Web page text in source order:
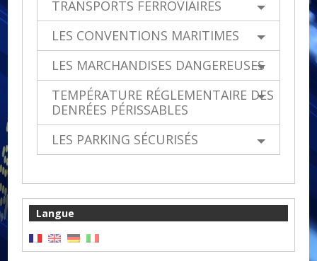
TRANSPORTS FERROVIAIRES
LES CONVENTIONS MARITIMES
LES MARCHANDISES DANGEREUSES
TEMPÉRATURE RÉGLEMENTAIRE DES
DENRÉES PÉRISSABLES
LES PARKING SÉCURISÉS
Langue